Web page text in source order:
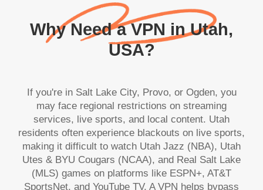
Why Need a VPN in Utah,
USA?
If you're in Salt Lake City, Provo, or Ogden, you
may face regional restrictions on streaming
services, live sports, and local content. Utah
residents often experience blackouts on live sports,
making it difficult to watch Utah Jazz (NBA), Utah
Utes & BYU Cougars (NCAA), and Real Salt Lake
(MLS) games on platforms like ESPN+, AT&T
SportsNet, and YouTube TV. A VPN helps bypass